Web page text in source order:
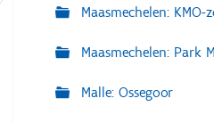
Maasmechelen: KMO-
Maasmechelen: Park
Malle: Ossegoor